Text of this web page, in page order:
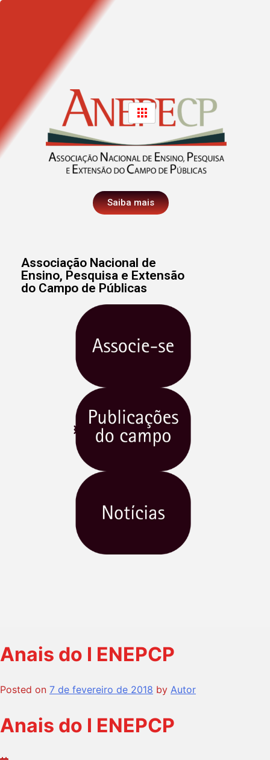
Saiba mais
Associação Nacional de
Ensino, Pesquisa e Extensão
do Campo de Públicas
Anais do I ENEPCP
Posted on 7 de fevereiro de 2018 by Autor
Anais do I ENEPCP